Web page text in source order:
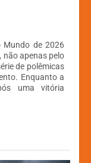
Mundo de 2026
não apenas pelo
de polêmicas
Enquanto a
uma vitória